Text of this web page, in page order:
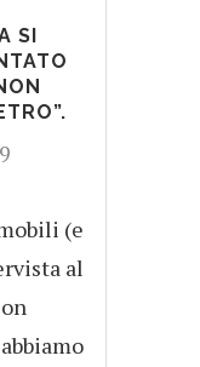
SI
(e
al